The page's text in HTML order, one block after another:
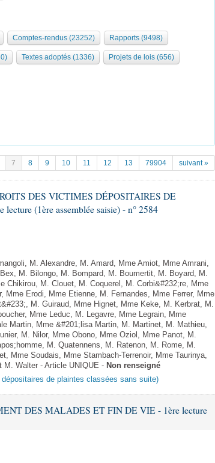
Comptes-rendus (23252) Rapports (9498)
Textes adoptés (1336) Projets de lois (656)
7 8 9 10 11 12 13 79904 suivant »
DES VICTIMES DÉPOSITAIRES DE
(1ère assemblée saisie) - n° 2584
M. Alexandre, M. Amard, Mme Amiot, Mme Amrani,
M. Bilongo, M. Bompard, M. Boumertit, M. Boyard, M.
Chikirou, M. Clouet, M. Coquerel, M. Corbi&#232;re, Mme
Mme Erodi, Mme Etienne, M. Fernandes, Mme Ferrer, Mme
M. Guiraud, Mme Hignet, Mme Keke, M. Kerbrat, M.
Mme Leduc, M. Legavre, Mme Legrain, Mme
Martin, Mme &#201;lisa Martin, M. Martinet, M. Mathieu,
M. Nilor, Mme Obono, Mme Oziol, Mme Panot, M.
M. Quatennens, M. Ratenon, M. Rome, M.
Mme Soudais, Mme Stambach-Terrenoir, Mme Taurinya,
M. Walter - Article UNIQUE - Non renseigné
de plaintes classées sans suite)
DES MALADES ET FIN DE VIE - 1ère lecture